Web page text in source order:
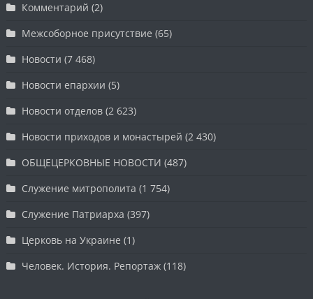
Комментарий (2)
Межсоборное присутствие (65)
Новости (7 468)
Новости епархии (5)
Новости отделов (2 623)
Новости приходов и монастырей (2 430)
ОБЩЕЦЕРКОВНЫЕ НОВОСТИ (487)
Служение митрополита (1 754)
Служение Патриарха (397)
Церковь на Украине (1)
Человек. История. Репортаж (118)